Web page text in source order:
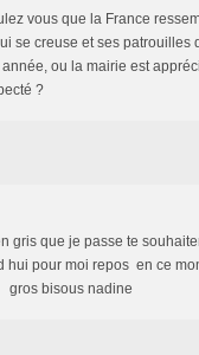
vous que la France
se creuse et ses patrouilles
ou la mairie est
?
gris que je passe te
hui pour moi repos en ce
gros bisous nadine